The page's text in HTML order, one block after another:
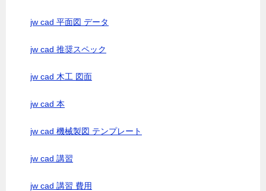
jw cad 平面図 データ
jw cad 推奨スペック
jw cad 木工 図面
jw cad 本
jw cad 機械製図 テンプレート
jw cad 講習
jw cad 講習 費用